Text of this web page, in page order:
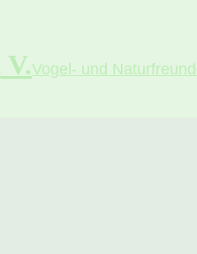
Vogel- und